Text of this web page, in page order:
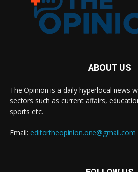
ABOUT US
The Opinion is a daily hyperlocal news
sectors such as current affairs,
sports etc.
Email: editortheopinion.one@gmail.com